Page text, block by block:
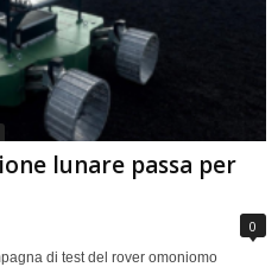
lunare passa per
0
di test del rover omoniomo